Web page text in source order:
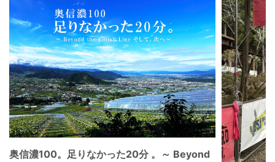
奥信濃100。足りなかった20分 。～ Beyond